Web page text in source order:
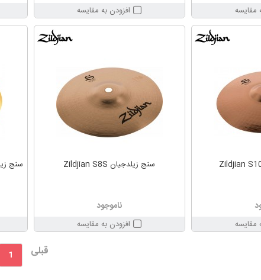
مقایسه افزودن به مقایسه
مقایسه
سنج زیلدجیان Zildjian S8S
ناموجود
افزودن به مقایسه
قبلی 1